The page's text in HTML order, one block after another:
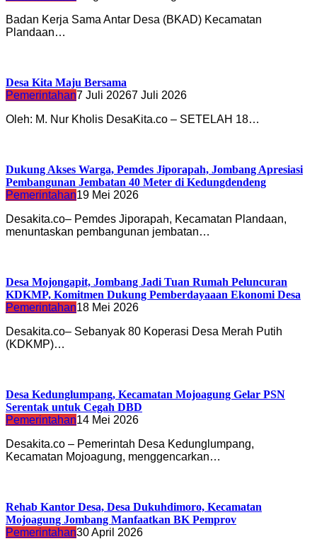
Badan Kerja Sama Antar Desa (BKAD) Kecamatan
Plandaan…
Desa Kita Maju Bersama
Pemerintahan7 Juli 20267 Juli 2026
Oleh: M. Nur Kholis DesaKita.co – SETELAH 18…
Dukung Akses Warga, Pemdes Jiporapah, Jombang Apresiasi
Pembangunan Jembatan 40 Meter di Kedungdendeng
Pemerintahan19 Mei 2026
Desakita.co– Pemdes Jiporapah, Kecamatan Plandaan,
menuntaskan pembangunan jembatan…
Desa Mojongapit, Jombang Jadi Tuan Rumah Peluncuran
KDKMP, Komitmen Dukung Pemberdayaaan Ekonomi Desa
Pemerintahan18 Mei 2026
Desakita.co– Sebanyak 80 Koperasi Desa Merah Putih
(KDKMP)…
Desa Kedunglumpang, Kecamatan Mojoagung Gelar PSN
Serentak untuk Cegah DBD
Pemerintahan14 Mei 2026
Desakita.co – Pemerintah Desa Kedunglumpang,
Kecamatan Mojoagung, menggencarkan…
Rehab Kantor Desa, Desa Dukuhdimoro, Kecamatan
Mojoagung Jombang Manfaatkan BK Pemprov
Pemerintahan30 April 2026